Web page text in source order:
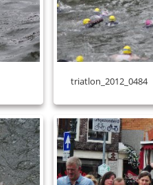
triatlon_2012_0484